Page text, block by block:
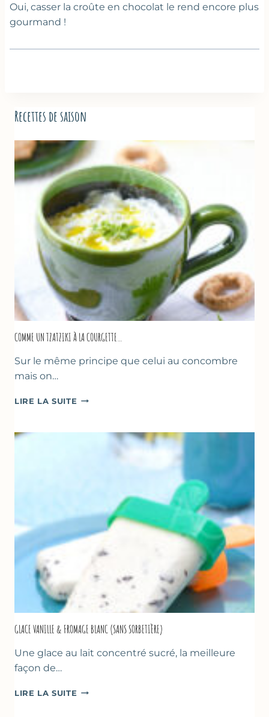
Oui, casser la croûte en chocolat le rend encore plus
gourmand !
Recettes de saison
COMME UN TZATZIKI À LA COURGETTE…
Sur le même principe que celui au concombre
mais on…
LIRE LA SUITE COMME
À
COURGETTE…
GLACE VANILLE & FROMAGE BLANC (SANS SORBETIÈRE)
Une glace au lait concentré sucré, la meilleure
façon de…
LIRE LA SUITE GLACE